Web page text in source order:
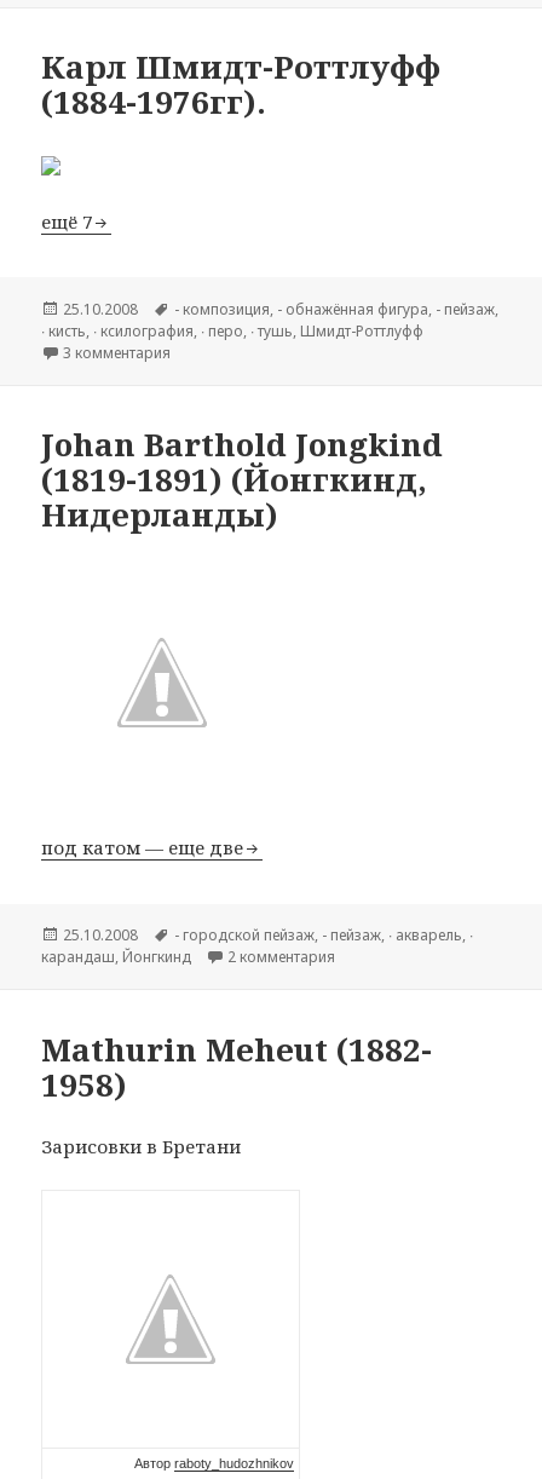
Карл Шмидт-Роттлуфф
(1884-1976гг).
ещё 7
Опубликовано
25.10.2008 Метки
- композиция, - обнажённая фигура, - пейзаж,
∙ кисть, ∙ ксилография, ∙ перо, ∙ тушь, Шмидт-Роттлуфф
3 комментария
Johan Barthold Jongkind
(1819-1891) (Йонгкинд,
Нидерланды)
под катом — еще две
Опубликовано
25.10.2008 Метки
- городской пейзаж, - пейзаж, ∙ акварель, ∙
карандаш, Йонгкинд 2 комментария
Mathurin Meheut (1882-
1958)
Зарисовки в Бретани
Авторraboty_hudozhnikov